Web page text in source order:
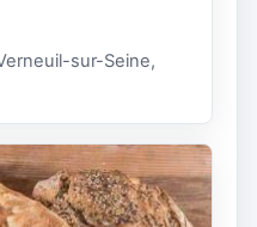
sur-Seine,